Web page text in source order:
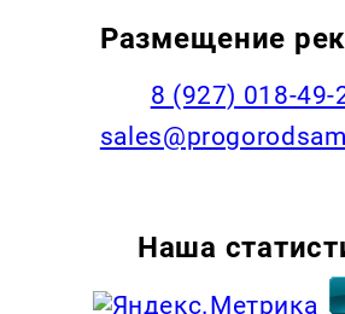
Размещение
8 (927) 018-49-
Наша